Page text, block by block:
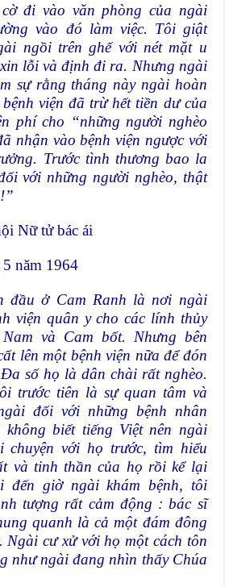
đi vào văn phòng của ngài
vào đó làm việc. Tôi giật
ngồi trên ghế với nét mặt u
lỗi và định đi ra. Nhưng ngài
sự rằng tháng này ngài hoàn
viện đã trừ hết tiền dư của
phí cho “những người nghèo
nhận vào bệnh viện ngược với
Trước tình thương bao la
với những người nghèo, thật
Nữ tử bác ái
năm 1964
đầu ở Cam Ranh là nơi ngài
viện quân y cho các lính thủy
và Cam bốt. Nhưng bên
lên một bệnh viện nữa để đón
số họ là dân chài rất nghèo.
trước tiên là sự quan tâm và
đối với những bệnh nhân
biết tiếng Việt nên ngài
chuyện với họ trước, tìm hiểu
và tinh thần của họ rồi kể lại
đến giờ ngài khám bệnh, tôi
tượng rất cảm động : bác sĩ
quanh là cả một đám đông
Ngài cư xử với họ một cách tôn
như ngài đang nhìn thấy Chúa